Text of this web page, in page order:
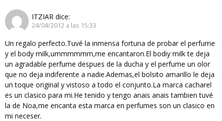
ITZIAR dice:
24/04/2012 a las 15:33
Un regalo perfecto.Tuvé la inmensa fortuna de probar el perfume
y el body milk,ummmmmm,me encantaron.El bodiy milk te deja
un agradable perfume despues de la ducha y el perfume un olor
que no deja indiferente a nadie.Ademas,el bolsito amarillo le deja
un toque original y vistoso a todo el conjunto.La marca cacharel
es un clasico para mi.He tenido y tengo anais anais tambien tuvé
la de Noa,me encanta esta marca en perfumes son un clasico en
mi neceser.